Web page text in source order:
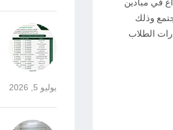
والإبداع في مبادين
وذلك
في علوم الاتصال. -أهداف الكلية: 1-تطوير قدرات الطلاب
يوليو 5, 2026